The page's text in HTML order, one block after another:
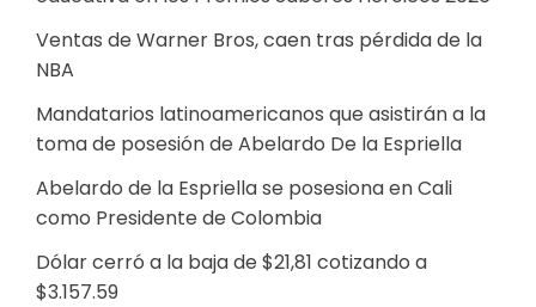
Ventas de Warner Bros, caen tras pérdida de la
NBA
Mandatarios latinoamericanos que asistirán a la
toma de posesión de Abelardo De la Espriella
Abelardo de la Espriella se posesiona en Cali
como Presidente de Colombia
Dólar cerró a la baja de $21,81 cotizando a
$3.157.59